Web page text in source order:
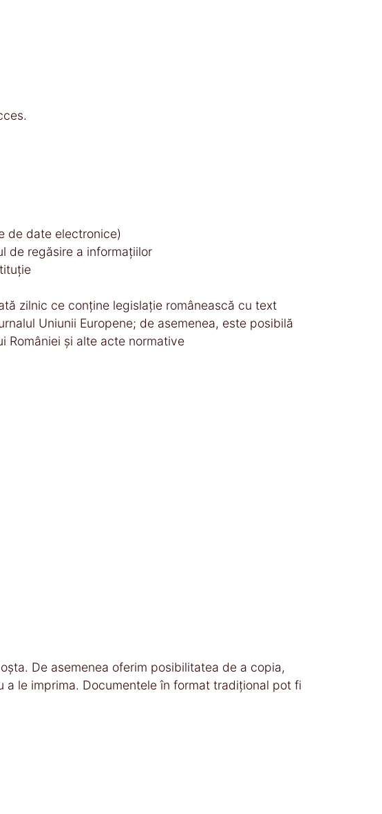
de date electronice)
de regăsire a informaţiilor
zilnic ce conţine legislaţie românească cu text
Uniunii Europene; de asemenea, este posibilă
României şi alte acte normative
De asemenea oferim posibilitatea de a copia,
le imprima. Documentele în format tradiţional pot fi